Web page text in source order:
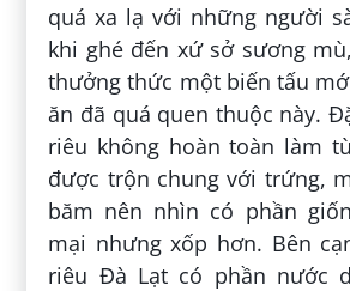
quá xa lạ với những người
khi ghé đến xứ sở sương
thưởng thức một biến tấu
ăn đã quá quen thuộc này.
riêu không hoàn toàn làm
được trộn chung với trứng,
băm nên nhìn có phần
mại nhưng xốp hơn. Bên
riêu Đà Lạt có phần nước